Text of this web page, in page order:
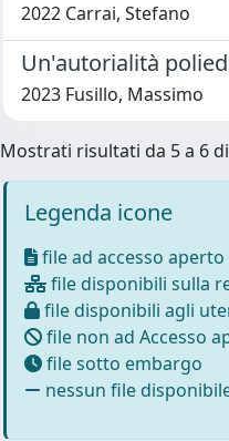
2022 Carrai, Stefano
Un'autorialità
2023 Fusillo, Massimo
Mostrati risultati da 5 a 6
Legenda icone
file ad accesso aperto
file disponibili sulla
file disponibili agli
file non ad Accesso
file sotto embargo
nessun file